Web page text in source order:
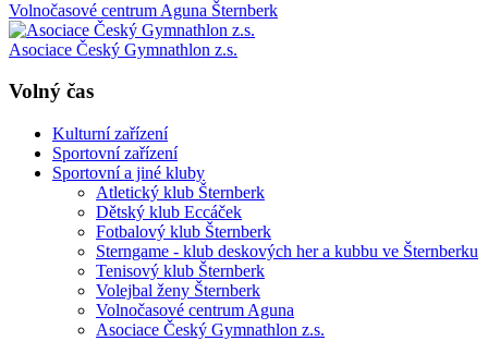
Volnočasové centrum Aguna Šternberk
Asociace Český Gymnathlon z.s.
Volný čas
Kulturní zařízení
Sportovní zařízení
Sportovní a jiné kluby
Atletický klub Šternberk
Dětský klub Eccáček
Fotbalový klub Šternberk
Sterngame - klub deskových her a kubbu ve Šternberku
Tenisový klub Šternberk
Volejbal ženy Šternberk
Volnočasové centrum Aguna
Asociace Český Gymnathlon z.s.